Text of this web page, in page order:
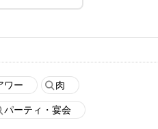
ワー 肉
パーティ・宴会